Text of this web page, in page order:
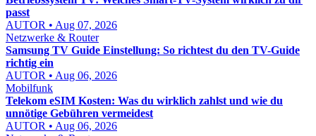
passt
AUTOR • Aug 07, 2026
Netzwerke & Router
Samsung TV Guide Einstellung: So richtest du den TV-Guide
richtig ein
AUTOR • Aug 06, 2026
Mobilfunk
Telekom eSIM Kosten: Was du wirklich zahlst und wie du
unnötige Gebühren vermeidest
AUTOR • Aug 06, 2026